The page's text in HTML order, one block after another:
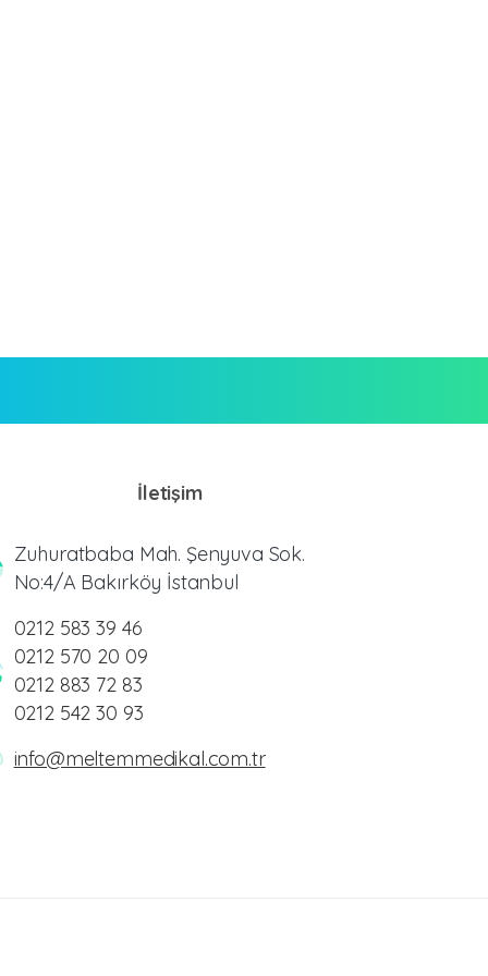
İletişim
Zuhuratbaba Mah. Şenyuva Sok.
No:4/A Bakırköy İstanbul
0212 583 39 46
0212 570 20 09
0212 883 72 83
0212 542 30 93
info@meltemmedikal.com.tr